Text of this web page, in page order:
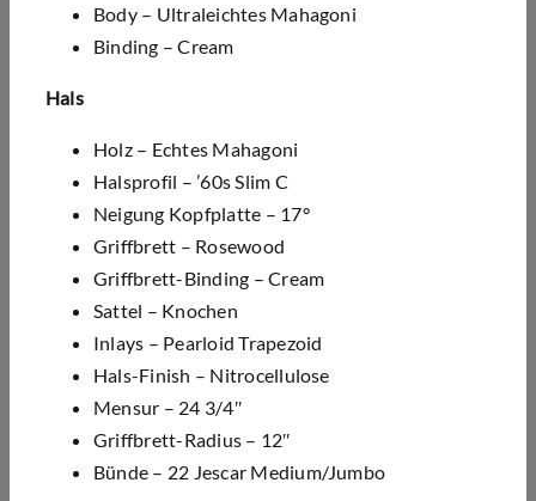
Body – Ultraleichtes Mahagoni
Binding – Cream
Hals
Holz – Echtes Mahagoni
Halsprofil – ’60s Slim C
Neigung Kopfplatte – 17°
Griffbrett – Rosewood
Griffbrett-Binding – Cream
Sattel – Knochen
Inlays – Pearloid Trapezoid
Hals-Finish – Nitrocellulose
Mensur – 24 3/4″
Griffbrett-Radius – 12″
Bünde – 22 Jescar Medium/Jumbo